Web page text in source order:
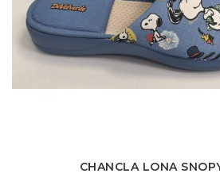
CHANCLA LONA